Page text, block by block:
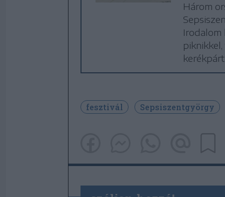
Három
Irodalom
fesztivál Sepsiszentgyörgy